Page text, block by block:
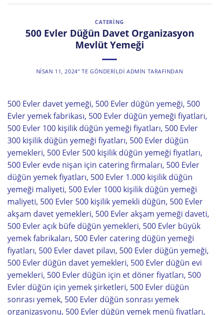
CATERING
500 Evler Düğün Davet Organizasyon
Mevlüt Yemeği
NISAN 11, 2024’' TE GÖNDERILDI ADMIN TARAFINDAN
500 Evler davet yemeği, 500 Evler düğün yemeği, 500
Evler yemek fabrikası, 500 Evler düğün yemeği fiyatları,
500 Evler 100 kişilik düğün yemeği fiyatları, 500 Evler
300 kişilik düğün yemeği fiyatları, 500 Evler düğün
yemekleri, 500 Evler 500 kişilik düğün yemeği fiyatları,
500 Evler evde nişan için catering firmaları, 500 Evler
düğün yemek fiyatları, 500 Evler 1.000 kişilik düğün
yemeği maliyeti, 500 Evler 1000 kişilik düğün yemeği
maliyeti, 500 Evler 500 kişilik yemekli düğün, 500 Evler
akşam davet yemekleri, 500 Evler akşam yemeği daveti,
500 Evler açık büfe düğün yemekleri, 500 Evler büyük
yemek fabrikaları, 500 Evler catering düğün yemeği
fiyatları, 500 Evler davet pilavı, 500 Evler düğün yemeği,
500 Evler düğün davet yemekleri, 500 Evler düğün evi
yemekleri, 500 Evler düğün için et döner fiyatları, 500
Evler düğün için yemek şirketleri, 500 Evler düğün
sonrası yemek, 500 Evler düğün sonrası yemek
organizasyonu, 500 Evler düğün yemek menü fiyatları,